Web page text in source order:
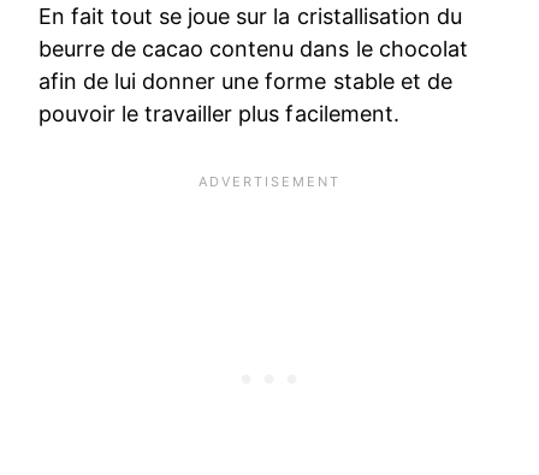
En fait tout se joue sur la cristallisation du
beurre de cacao contenu dans le chocolat
afin de lui donner une forme stable et de
pouvoir le travailler plus facilement.